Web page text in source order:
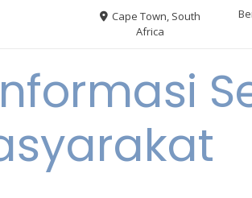
Cape Town, South
Africa
Informasi